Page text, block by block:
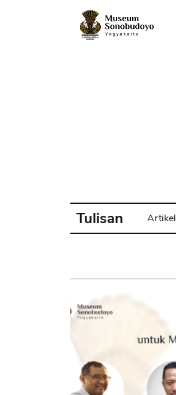
Tulisan Artikel